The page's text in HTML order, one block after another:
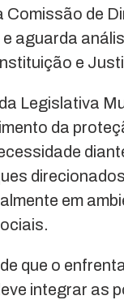
Comissão de
aguarda
e
Legislativa
da
em
que o
integrar as